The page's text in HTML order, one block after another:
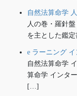
自然法算命学
人の巻・羅針
を主とした鑑
e ラーニング
自然法算命学
算命学 インタ
[…]